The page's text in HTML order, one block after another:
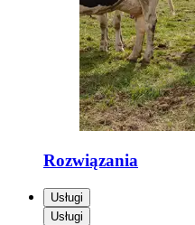
Rozwiązania
Usługi
Usługi